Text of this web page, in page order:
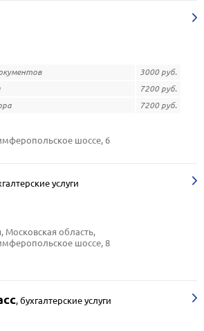
3000 руб.
7200 руб.
7200 руб.
шоссе, 6
услуги
Московская область,
шоссе, 8
,бухгалтерские услуги